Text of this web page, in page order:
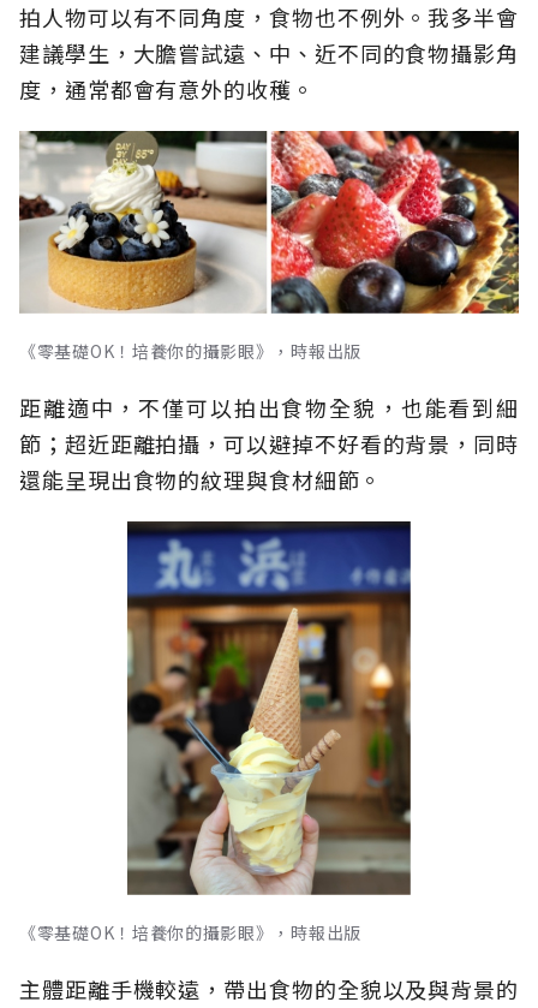
拍人物可以有不同角度，食物也不例外。我多半會
建議學生，大膽嘗試遠、中、近不同的食物攝影角
度，通常都會有意外的收穫。
《零基礎OK！培養你的攝影眼》，時報出版
距離適中，不僅可以拍出食物全貌，也能看到細
節；超近距離拍攝，可以避掉不好看的背景，同時
還能呈現出食物的紋理與食材細節。
《零基礎OK！培養你的攝影眼》，時報出版
主體距離手機較遠，帶出食物的全貌以及與背景的